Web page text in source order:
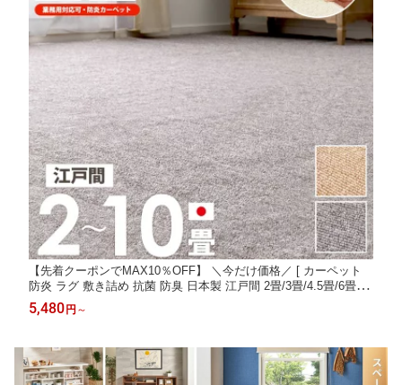
【先着クーポンでMAX10％OFF】 ＼今だけ価格／ [ カーペット
防炎 ラグ 敷き詰め 抗菌 防臭 日本製 江戸間 2畳/3畳/4.5畳/6畳/8
畳/10畳 ] タフトカーペット 絨毯 じゅうたん 敷物 平織り おしゃ
れ かわいい シンプル 無地 北欧 業務用 オールシーズン グレー ベ
5,480 円 ～